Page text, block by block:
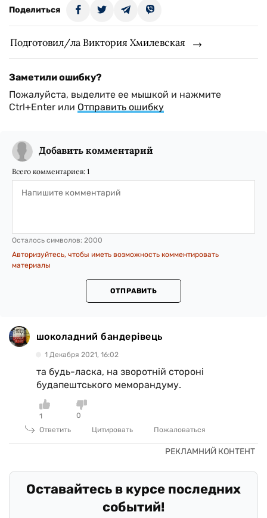
Поделиться
Подготовил/ла Виктория Хмилевская
Заметили ошибку?
Пожалуйста, выделите ее мышкой и нажмите
Ctrl+Enter или Отправить ошибку
Добавить комментарий
Всего комментариев: 1
Осталось символов: 2000
Авторизуйтесь, чтобы иметь возможность комментировать
материалы
ОТПРАВИТЬ
шоколадний бандерівець
1 Декабря 2021, 16:02
та будь-ласка, на зворотній стороні
будапештського меморандуму.
1
0
Ответить
Цитировать Пожаловаться
Оставайтесь в курсе последних
событий!